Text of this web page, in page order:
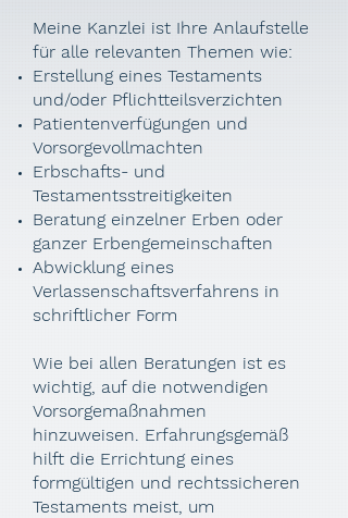
Meine Kanzlei ist Ihre Anlaufstelle
für alle relevanten Themen wie:
Erstellung eines Testaments
und/oder Pflichtteilsverzichten
Patientenverfügungen und
Vorsorgevollmachten
Erbschafts- und
Testamentsstreitigkeiten
Beratung einzelner Erben oder
ganzer Erbengemeinschaften
Abwicklung eines
Verlassenschaftsverfahrens in
schriftlicher Form
Wie bei allen Beratungen ist es
wichtig, auf die notwendigen
Vorsorgemaßnahmen
hinzuweisen. Erfahrungsgemäß
hilft die Errichtung eines
formgültigen und rechtssicheren
Testaments meist, um